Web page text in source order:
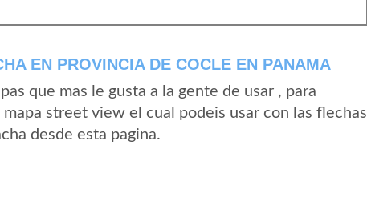
EN PROVINCIA DE COCLE EN PANAMA
que mas le gusta a la gente de usar , para
street view el cual podeis usar con las flechas
desde esta pagina.